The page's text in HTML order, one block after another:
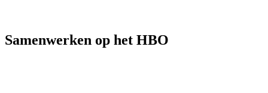
Samenwerken op het HBO